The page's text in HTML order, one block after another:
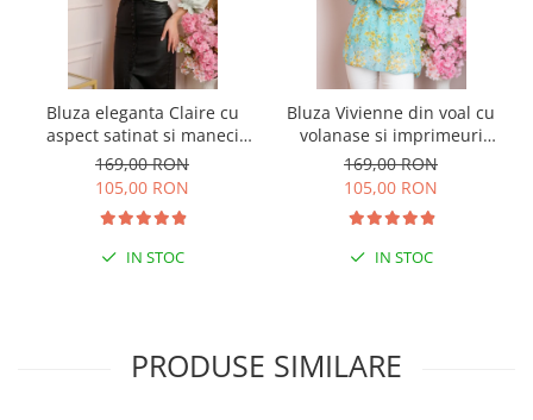
Bluza eleganta Claire cu
aspect satinat si maneci
bufante - Verde pastel
169,00 RON
105,00 RON
IN STOC
Bluza Vivienne din voal cu
volanase si imprimeuri
florale turcoaz
169,00 RON
105,00 RON
IN STOC
PRODUSE SIMILARE